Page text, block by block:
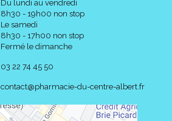
Du lundi au vendredi
8h30 - 19h00 non stop
Le samedi
8h30 - 17h00 non stop
Fermé le dimanche
03 22 74 45 50
contact-
@-
pharmacie-du-centre-albert.fr